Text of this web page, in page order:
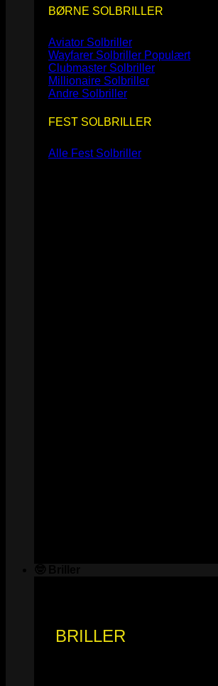
BØRNE SOLBRILLER
Aviator Solbriller
Wayfarer Solbriller
Clubmaster Solbriller
Millionaire Solbriller
Andre Solbriller
FEST SOLBRILLER
Alle Fest Solbriller
BRILLER